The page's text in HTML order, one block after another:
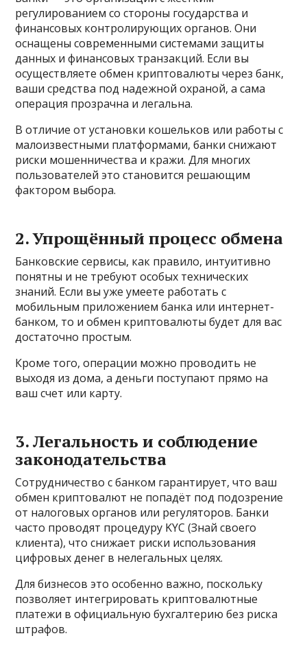
регулированием со стороны государства и
финансовых контролирующих органов. Они
оснащены современными системами защиты
данных и финансовых транзакций. Если вы
осуществляете обмен криптовалюты через банк,
ваши средства под надежной охраной, а сама
операция прозрачна и легальна.
В отличие от установки кошельков или работы с
малоизвестными платформами, банки снижают
риски мошенничества и кражи. Для многих
пользователей это становится решающим
фактором выбора.
2. Упрощённый процесс обмена
Банковские сервисы, как правило, интуитивно
понятны и не требуют особых технических
знаний. Если вы уже умеете работать с
мобильным приложением банка или интернет-
банком, то и обмен криптовалюты будет для вас
достаточно простым.
Кроме того, операции можно проводить не
выходя из дома, а деньги поступают прямо на
ваш счет или карту.
3. Легальность и соблюдение
законодательства
Сотрудничество с банком гарантирует, что ваш
обмен криптовалют не попадёт под подозрение
от налоговых органов или регуляторов. Банки
часто проводят процедуру KYC (Знай своего
клиента), что снижает риски использования
цифровых денег в нелегальных целях.
Для бизнесов это особенно важно, поскольку
позволяет интегрировать криптовалютные
платежи в официальную бухгалтерию без риска
штрафов.